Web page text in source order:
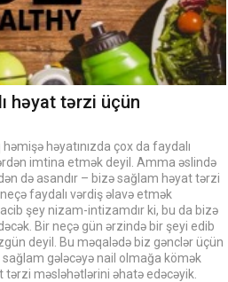
həyat tərzi üçün
həyatınızda çox da faydalı
imtina etmək deyil. Amma əslində
də asandır – bizə sağlam həyat tərzi
faydalı vərdiş əlavə etmək
şey nizam-intizamdır ki, bu da bizə
Bir neçə gün ərzində bir şeyi edib
deyil. Bu məqalədə biz gənclər üçün
gələcəyə nail olmağa kömək
tərzi məsləhətlərini əhatə edəcəyik.